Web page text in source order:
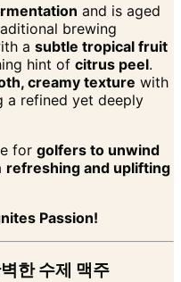
and is aged
brewing
a subtle tropical fruit
hint of citrus peel.
creamy texture with
a refined yet deeply
for golfers to unwind
refreshing and uplifting
Passion!
한 수제 맥주